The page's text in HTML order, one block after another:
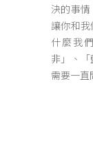
決的事
讓你和
什麼我
非」、
需要一直